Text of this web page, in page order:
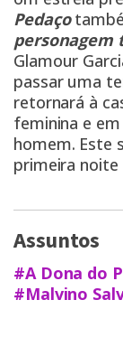
Pedaço
personagem
Glamour
passar uma
retornará à
feminina e
homem. Este
primeira noite
Assuntos
#A Dona do
#Malvino